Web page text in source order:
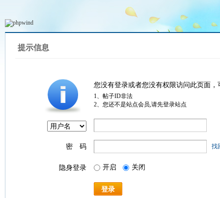
提示信息
您没有登录或者您没有权限访问此页面
1、帖子ID非法
2、您还不是站点会员,请先登录站点
密 码 找
隐身登录 开启 关闭
登录